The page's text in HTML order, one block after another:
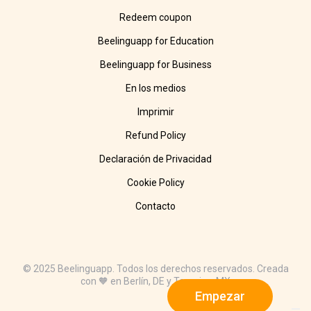
Empezar
Redeem coupon
Beelinguapp for Education
Beelinguapp for Business
En los medios
Imprimir
Refund Policy
Declaración de Privacidad
Cookie Policy
Contacto
© 2025 Beelinguapp. Todos los derechos reservados. Creada
con 🧡 en Berlín, DE y Tampico, MX